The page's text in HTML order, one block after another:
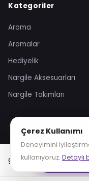
95.00₺
Kategoriler
Aroma
Aromalar
Hediyelik
Nargile Aksesuarları
Nargile Takımları
Mesafeli
KVKK
VISA
Çerez Kullanımı
Deneyimini
kullanıyoruz. Detaylı